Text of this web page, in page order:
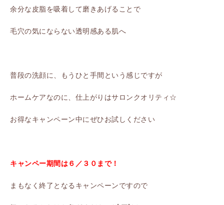
余分な皮脂を吸着して磨きあげることで
毛穴の気にならない透明感ある肌へ
普段の洗顔に、もうひと手間という感じですが
ホームケアなのに、仕上がりはサロンクオリティ☆
お得なキャンペーン中にぜひお試しください
キャンペー期間は６／３０まで！
まもなく終了となるキャンペーンですので